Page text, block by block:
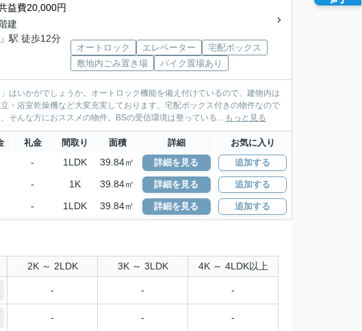
益費20,000円
建
」駅 徒歩12分
オートロック エレベーター
宅配ボックス
敷地内ごみ置き場
バイク置場あり
はいかがでしょうか。オートロック機能を備え付けているので、建物内は
・浴室乾燥機など大変充実しております。宅配ボックス付きの物件なので
そんな方におススメの物件。BSの受信環境は整っている... もっと見る
礼金 間取り 面積 詳細 お気に入り
- 1LDK 39.84㎡ 詳細を見る 追加する
- 1K 39.84㎡ 詳細を見る 追加する
- 1LDK 39.84㎡ 詳細を見る 追加する
2K ～ 2LDK 3K ～ 3LDK 4K ～ 4LDK以上
- - -
- - -